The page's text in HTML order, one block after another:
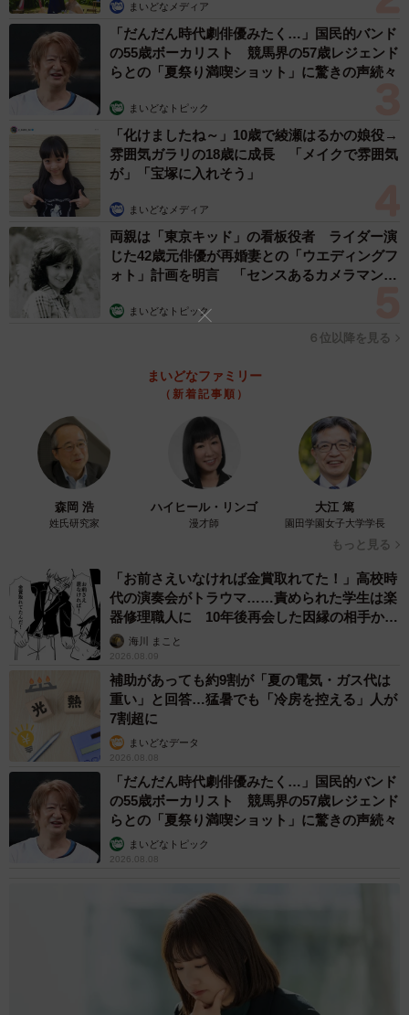
まいどなメディア
「だんだん時代劇俳優みたく…」国民的バンド
の55歳ボーカリスト 競馬界の57歳レジェンド
らとの「夏祭り満喫ショット」に驚きの声続々
まいどなトピック
「化けましたね～」10歳で綾瀬はるかの娘役→
雰囲気ガラリの18歳に成長 「メイクで雰囲気
が」「宝塚に入れそう」
まいどなメディア
両親は「東京キッド」の看板役者 ライダー演
じた42歳元俳優が再婚妻との「ウエディングフ
ォト」計画を明言 「センスあるカメラマン求
まいどなトピック
６位以降を見る
まいどなファミリー
（新着記事順）
森岡 浩
姓氏研究家
ハイヒール・リンゴ
漫才師
大江 篤
園田学園女子大学学長
もっと見る
「お前さえいなければ金賞取れてた！」高校時
代の演奏会がトラウマ……責められた学生は楽
器修理職人に 10年後再会した因縁の相手から
思わぬ申し出【漫画】
海川 まこと
2026.08.09
補助があっても約9割が「夏の電気・ガス代は
重い」と回答…猛暑でも「冷房を控える」人が
7割超に
まいどなデータ
2026.08.08
「だんだん時代劇俳優みたく…」国民的バンド
の55歳ボーカリスト 競馬界の57歳レジェンド
らとの「夏祭り満喫ショット」に驚きの声続々
まいどなトピック
2026.08.08